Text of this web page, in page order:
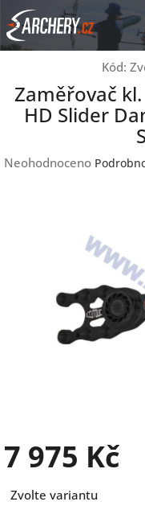
Přejít
na
obsah
Kód:
Zaměřovač
HD Slider
Průměrné
Neohodnoceno
7 975 Kč
cena:
Zvolte variantu